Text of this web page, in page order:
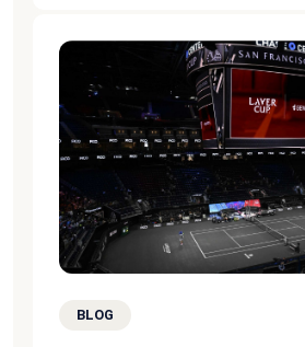
BLOG